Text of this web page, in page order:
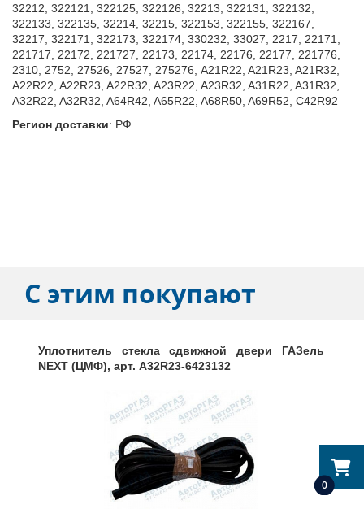
0
32212, 322121, 322125, 322126, 32213, 322131, 322132,
322133, 322135, 32214, 32215, 322153, 322155, 322167,
32217, 322171, 322173, 322174, 330232, 33027, 2217, 22171,
221717, 22172, 221727, 22173, 22174, 22176, 22177, 221776,
2310, 2752, 27526, 27527, 275276, A21R22, A21R23, A21R32,
A22R22, A22R23, A22R32, A23R22, A23R32, A31R22, A31R32,
A32R22, A32R32, A64R42, A65R22, A68R50, A69R52, C42R92
Регион доставки: РФ
С этим покупают
Уплотнитель стекла сдвижной двери ГАЗель
NEXT (ЦМФ), арт. A32R23-6423132